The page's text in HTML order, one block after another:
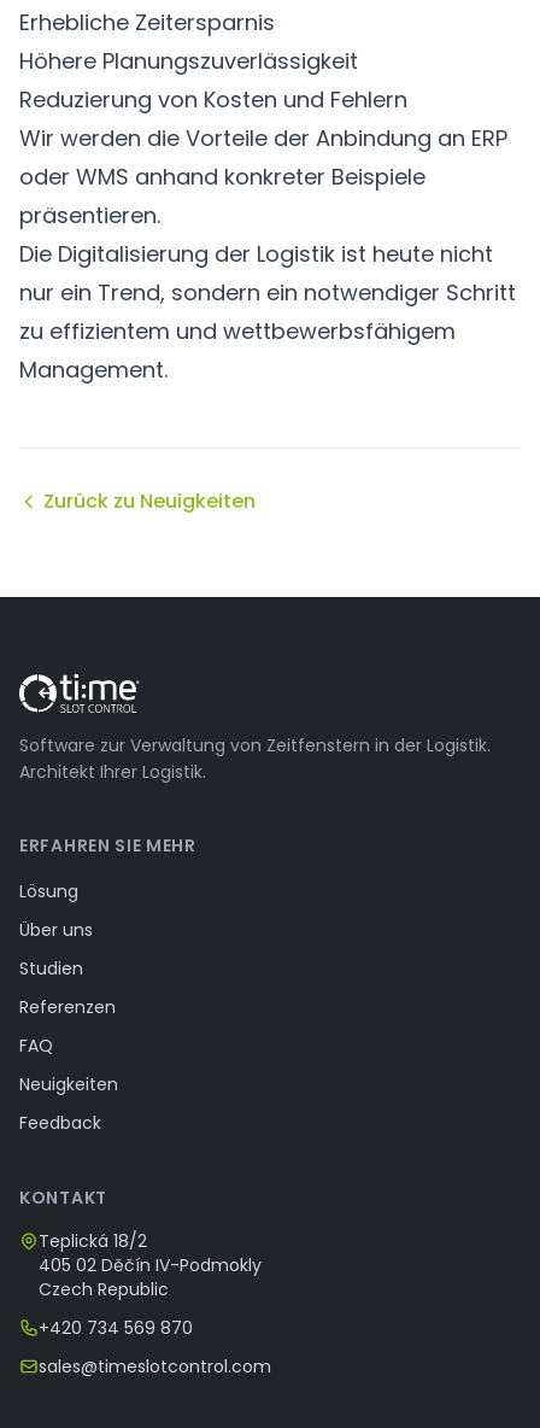
Erhebliche Zeitersparnis
Höhere Planungszuverlässigkeit
Reduzierung von Kosten und Fehlern
Wir werden die Vorteile der Anbindung an ERP
oder WMS anhand konkreter Beispiele
präsentieren.
Die Digitalisierung der Logistik ist heute nicht
nur ein Trend, sondern ein notwendiger Schritt
zu effizientem und wettbewerbsfähigem
Management.
Zurück zu Neuigkeiten
Software zur Verwaltung von Zeitfenstern in der Logistik.
Architekt Ihrer Logistik.
ERFAHREN SIE MEHR
Lösung
Über uns
Studien
Referenzen
FAQ
Neuigkeiten
Feedback
KONTAKT
Teplická 18/2
405 02 Děčín IV-Podmokly
Czech Republic
+420 734 569 870
sales@timeslotcontrol.com